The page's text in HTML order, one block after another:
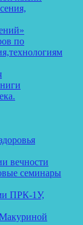
по
вечности
семинары
ПРК-1У,